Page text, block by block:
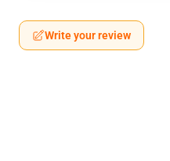
Write your review